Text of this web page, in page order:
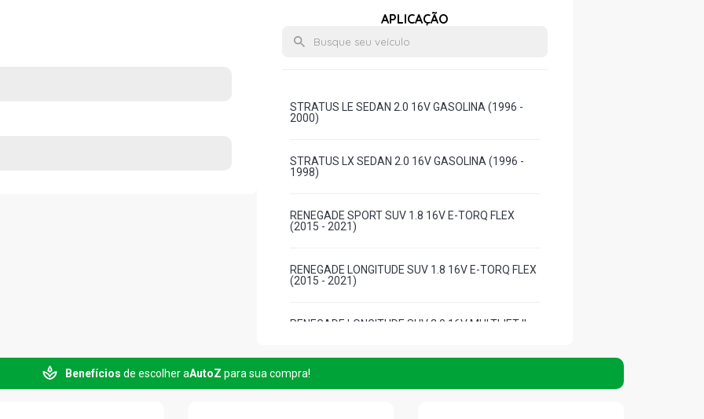
APLICAÇÃO
STRATUS LE SEDAN 2.0 16V GASOLINA (1996 -
2000)
STRATUS LX SEDAN 2.0 16V GASOLINA (1996 -
1998)
RENEGADE SPORT SUV 1.8 16V E-TORQ FLEX
(2015 - 2021)
RENEGADE LONGITUDE SUV 1.8 16V E-TORQ FLEX
(2015 - 2021)
RENEGADE LONGITUDE SUV 2.0 16V MULTIJET II
RENEGADE TRAILHAWK SUV 2.0 16V MULTIJET II
TURBO DIESEL (2015 - 2021)
Benefícios de escolher aAutoZ para sua compra!